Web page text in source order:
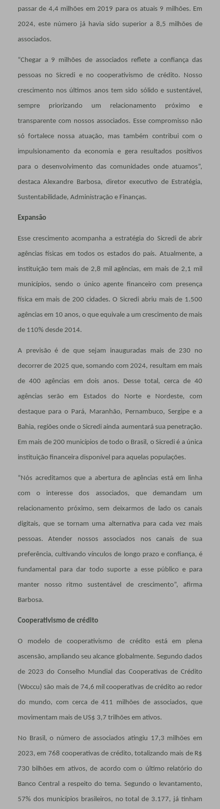
passar de 4,4 milhões em 2019 para os atuais 9 milhões. Em
2024, este número já havia sido superior a 8,5 milhões de
associados.
“Chegar a 9 milhões de associados reflete a confiança das
pessoas no Sicredi e no cooperativismo de crédito. Nosso
crescimento nos últimos anos tem sido sólido e sustentável,
sempre priorizando um relacionamento próximo e
transparente com nossos associados. Esse compromisso não
só fortalece nossa atuação, mas também contribui com o
impulsionamento da economia e gera resultados positivos
para o desenvolvimento das comunidades onde atuamos”,
destaca Alexandre Barbosa, diretor executivo de Estratégia,
Sustentabilidade, Administração e Finanças.
Expansão
Esse crescimento acompanha a estratégia do Sicredi de abrir
agências físicas em todos os estados do país. Atualmente, a
instituição tem mais de 2,8 mil agências, em mais de 2,1 mil
municípios, sendo o único agente financeiro com presença
física em mais de 200 cidades. O Sicredi abriu mais de 1.500
agências em 10 anos, o que equivale a um crescimento de mais
de 110% desde 2014.
A previsão é de que sejam inauguradas mais de 230 no
decorrer de 2025 que, somando com 2024, resultam em mais
de 400 agências em dois anos. Desse total, cerca de 40
agências serão em Estados do Norte e Nordeste, com
destaque para o Pará, Maranhão, Pernambuco, Sergipe e a
Bahia, regiões onde o Sicredi ainda aumentará sua penetração.
Em mais de 200 municípios de todo o Brasil, o Sicredi é a única
instituição financeira disponível para aquelas populações.
“Nós acreditamos que a abertura de agências está em linha
com o interesse dos associados, que demandam um
relacionamento próximo, sem deixarmos de lado os canais
digitais, que se tornam uma alternativa para cada vez mais
pessoas. Atender nossos associados nos canais de sua
preferência, cultivando vínculos de longo prazo e confiança, é
fundamental para dar todo suporte a esse público e para
manter nosso ritmo sustentável de crescimento”, afirma
Barbosa.
Cooperativismo de crédito
O modelo de cooperativismo de crédito está em plena
ascensão, ampliando seu alcance globalmente. Segundo dados
de 2023 do Conselho Mundial das Cooperativas de Crédito
(Woccu) são mais de 74,6 mil cooperativas de crédito ao redor
do mundo, com cerca de 411 milhões de associados, que
movimentam mais de US$ 3,7 trilhões em ativos.
No Brasil, o número de associados atingiu 17,3 milhões em
2023, em 768 cooperativas de crédito, totalizando mais de R$
730 bilhões em ativos, de acordo com o último relatório do
Banco Central a respeito do tema. Segundo o levantamento,
57% dos municípios brasileiros, no total de 3.177, já tinham